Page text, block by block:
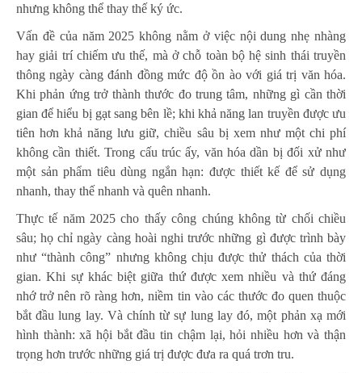
nhưng không thể thay thế ký ức.
Vấn đề của năm 2025 không nằm ở việc nội dung nhẹ nhàng
hay giải trí chiếm ưu thế, mà ở chỗ toàn bộ hệ sinh thái truyền
thông ngày càng đánh đồng mức độ ồn ào với giá trị văn hóa.
Khi phản ứng trở thành thước đo trung tâm, những gì cần thời
gian để hiểu bị gạt sang bên lề; khi khả năng lan truyền được ưu
tiên hơn khả năng lưu giữ, chiều sâu bị xem như một chi phí
không cần thiết. Trong cấu trúc ấy, văn hóa dần bị đối xử như
một sản phẩm tiêu dùng ngắn hạn: được thiết kế để sử dụng
nhanh, thay thế nhanh và quên nhanh.
Thực tế năm 2025 cho thấy công chúng không từ chối chiều
sâu; họ chỉ ngày càng hoài nghi trước những gì được trình bày
như “thành công” nhưng không chịu được thử thách của thời
gian. Khi sự khác biệt giữa thứ được xem nhiều và thứ đáng
nhớ trở nên rõ ràng hơn, niềm tin vào các thước đo quen thuộc
bắt đầu lung lay. Và chính từ sự lung lay đó, một phản xạ mới
hình thành: xã hội bắt đầu tin chậm lại, hỏi nhiều hơn và thận
trọng hơn trước những giá trị được đưa ra quá trơn tru.